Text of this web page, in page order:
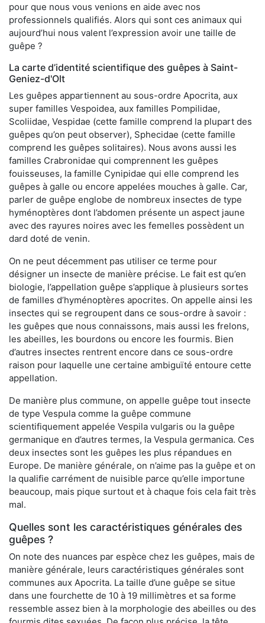
pour que nous vous venions en aide avec nos
professionnels qualifiés. Alors qui sont ces animaux qui
aujourd’hui nous valent l’expression avoir une taille de
guêpe ?
La carte d’identité scientifique des guêpes à Saint-
Geniez-d'Olt
Les guêpes appartiennent au sous-ordre Apocrita, aux
super familles Vespoidea, aux familles Pompilidae,
Scoliidae, Vespidae (cette famille comprend la plupart des
guêpes qu’on peut observer), Sphecidae (cette famille
comprend les guêpes solitaires). Nous avons aussi les
familles Crabronidae qui comprennent les guêpes
fouisseuses, la famille Cynipidae qui elle comprend les
guêpes à galle ou encore appelées mouches à galle. Car,
parler de guêpe englobe de nombreux insectes de type
hyménoptères dont l’abdomen présente un aspect jaune
avec des rayures noires avec les femelles possèdent un
dard doté de venin.
On ne peut décemment pas utiliser ce terme pour
désigner un insecte de manière précise. Le fait est qu’en
biologie, l’appellation guêpe s’applique à plusieurs sortes
de familles d’hyménoptères apocrites. On appelle ainsi les
insectes qui se regroupent dans ce sous-ordre à savoir :
les guêpes que nous connaissons, mais aussi les frelons,
les abeilles, les bourdons ou encore les fourmis. Bien
d’autres insectes rentrent encore dans ce sous-ordre
raison pour laquelle une certaine ambiguïté entoure cette
appellation.
De manière plus commune, on appelle guêpe tout insecte
de type Vespula comme la guêpe commune
scientifiquement appelée Vespila vulgaris ou la guêpe
germanique en d’autres termes, la Vespula germanica. Ces
deux insectes sont les guêpes les plus répandues en
Europe. De manière générale, on n’aime pas la guêpe et on
la qualifie carrément de nuisible parce qu’elle importune
beaucoup, mais pique surtout et à chaque fois cela fait très
mal.
Quelles sont les caractéristiques générales des
guêpes ?
On note des nuances par espèce chez les guêpes, mais de
manière générale, leurs caractéristiques générales sont
communes aux Apocrita. La taille d’une guêpe se situe
dans une fourchette de 10 à 19 millimètres et sa forme
ressemble assez bien à la morphologie des abeilles ou des